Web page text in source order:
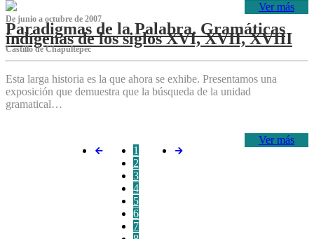
Ver más
De junio a octubre de 2007
Paradigmas de la Palabra. Gramáticas
indígenas de los siglos XVI, XVII, XVIII
Castillo de Chapultepec
Esta larga historia es la que ahora se exhibe. Presentamos una
exposición que demuestra que la búsqueda de la unidad
gramatical…
Ver más
1
2
3
4
5
6
7